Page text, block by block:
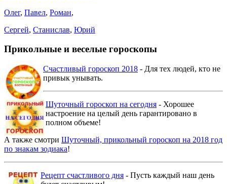
Олег, Павел, Роман,
Сергей, Станислав, Юрий
Прикольные и веселые гороскопы
Счастливый гороскоп 2018 - Для тех людей, кто не
привык унывать.
Шуточный гороскоп на сегодня - Хорошее
настроение на целый день гарантировано в
полном объеме!
А также смотри Шуточный, прикольный гороскоп на 2018 год
по знакам зодиака!
Рецепт счастливого дня - Пусть каждый наш день